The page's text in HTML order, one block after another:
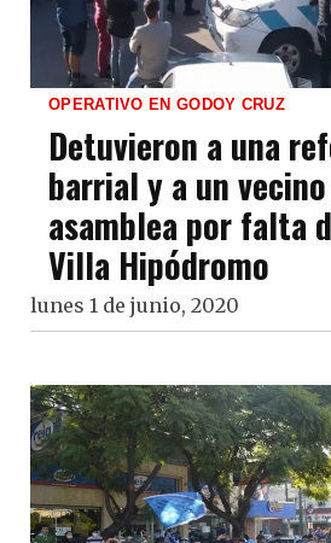
OPERATIVO EN GODOY CRUZ
Detuvieron a una
barrial y a un
asamblea por falta
Villa Hipódromo
lunes 1 de junio, 2020